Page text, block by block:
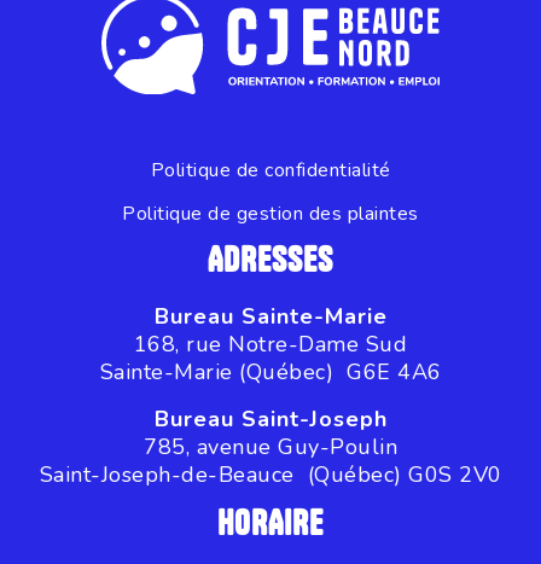
Politique de confidentialité
Politique de gestion des plaintes
ADRESSES
Bureau Sainte-Marie
168, rue Notre-Dame Sud
Sainte-Marie (Québec) G6E 4A6
Bureau Saint-Joseph
785, avenue Guy-Poulin
Saint-Joseph-de-Beauce (Québec) G0S 2V0
HORAIRE